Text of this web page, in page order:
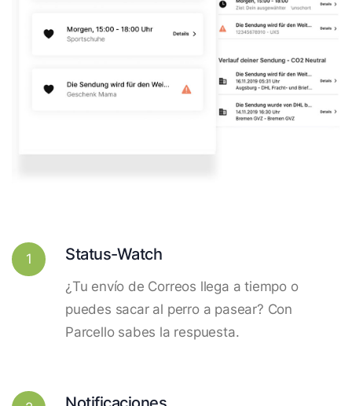
1 Status-Watch
¿Tu envío de Correos llega a tiempo o
puedes sacar al perro a pasear? Con
Parcello sabes la respuesta.